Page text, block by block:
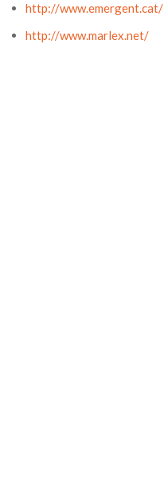
http://www.emergent.cat/
http://www.marlex.net/